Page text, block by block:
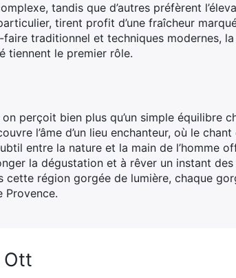
tandis que d’autres préfèrent
tirent profit d’une fraîcheur
traditionnel et techniques modernes,
tiennent le premier rôle.
perçoit bien plus qu’un simple équilibre
l’âme d’un lieu enchanteur, où le
entre la nature et la main de l’homme
la dégustation et à rêver un instant
cette région gorgée de lumière, chaque
Provence.
Ott